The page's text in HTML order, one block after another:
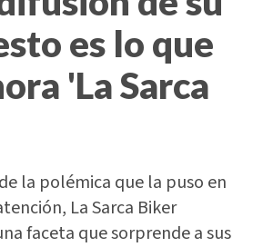
es lo que
'La Sarca
la polémica que la puso en
La Sarca Biker
faceta que sorprende a sus